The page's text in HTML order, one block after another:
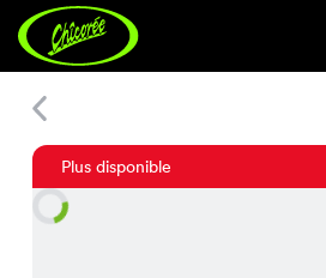
Plus disponible